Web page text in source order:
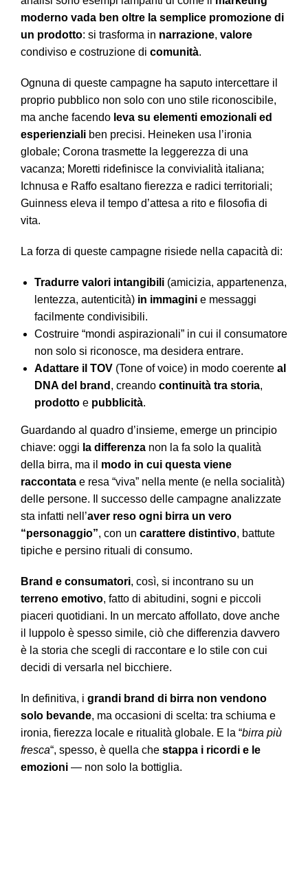
moderno vada ben oltre la semplice promozione di
un prodotto: si trasforma in narrazione, valore
condiviso e costruzione di comunità.
Ognuna di queste campagne ha saputo intercettare il
proprio pubblico non solo con uno stile riconoscibile,
ma anche facendo leva su elementi emozionali ed
esperienziali ben precisi. Heineken usa l’ironia
globale; Corona trasmette la leggerezza di una
vacanza; Moretti ridefinisce la convivialità italiana;
Ichnusa e Raffo esaltano fierezza e radici territoriali;
Guinness eleva il tempo d’attesa a rito e filosofia di
vita.
La forza di queste campagne risiede nella capacità di:
Tradurre valori intangibili (amicizia, appartenenza,
lentezza, autenticità) in immagini e messaggi
facilmente condivisibili.
Costruire “mondi aspirazionali” in cui il consumatore
non solo si riconosce, ma desidera entrare.
Adattare il TOV (Tone of voice) in modo coerente al
DNA del brand , creando continuità tra storia,
prodotto e pubblicità.
Guardando al quadro d’insieme, emerge un principio
chiave: oggi la differenza non la fa solo la qualità
della birra, ma il modo in cui questa viene
raccontata e resa “viva” nella mente (e nella socialità)
delle persone. Il successo delle campagne analizzate
sta infatti nell’aver reso ogni birra un vero
“personaggio”, con un carattere distintivo, battute
tipiche e persino rituali di consumo.
Brand e consumatori, così, si incontrano su un
terreno emotivo, fatto di abitudini, sogni e piccoli
piaceri quotidiani. In un mercato affollato, dove anche
il luppolo è spesso simile, ciò che differenzia davvero
è la storia che scegli di raccontare e lo stile con cui
decidi di versarla nel bicchiere.
In definitiva, i grandi brand di birra non vendono
solo bevande, ma occasioni di scelta: tra schiuma e
ironia, fierezza locale e ritualità globale. E la “birra più
fresca“, spesso, è quella che stappa i ricordi e le
emozioni — non solo la bottiglia.